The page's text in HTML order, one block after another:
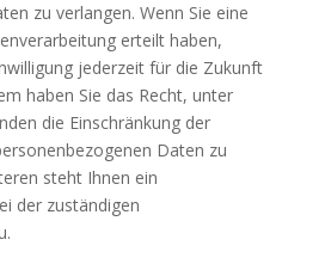
zu verlangen. Wenn Sie eine
erteilt haben,
jederzeit für die Zukunft
haben Sie das Recht, unter
die Einschränkung der
Daten zu
steht Ihnen ein
der zuständigen